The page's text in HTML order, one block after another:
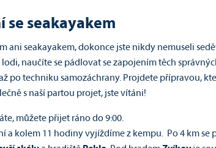
se seakayakem
ani seakayakem, dokonce jste nikdy nemuseli
naučíte se pádlovat se zapojením těch
po techniku samozáchrany. Projdete přípravou,
s naší partou projet, jste vítáni!
můžete přijet ráno do 9:00.
a kolem 11 hodiny vyjíždíme z kempu. Po 4 km se